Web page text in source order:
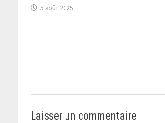
5 août 2025
Laisser un commentaire